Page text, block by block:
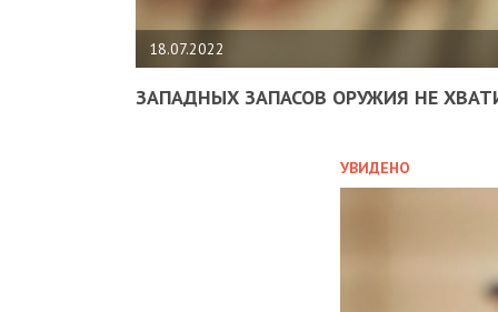
18.07.2022
ЗАПАДНЫХ ЗАПАСОВ ОРУЖИЯ НЕ
УВИДЕНО